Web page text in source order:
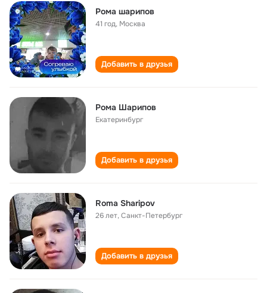
Рома шарипов
41 год, Москва
Добавить в друзья
Рома Шарипов
Екатеринбург
Добавить в друзья
Roma Sharipov
26 лет,Санкт-Петербург
Добавить в друзья